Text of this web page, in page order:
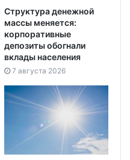
Структура денежной
массы меняется:
корпоративные
депозиты обогнали
вклады населения
7 августа 2026